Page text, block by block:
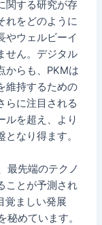
関する研究が存
れをどのように
やウェルビーイ
せん。デジタル
からも、PKMは
維持するための
らに注目される
ルを超え、より
なり得ます。
最先端のテクノ
ことが予測され
覚ましい発展
めています。